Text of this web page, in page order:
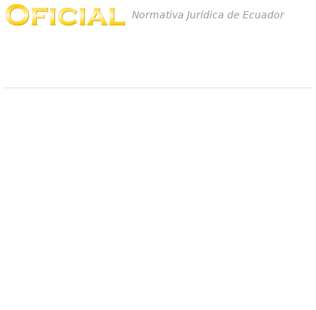
Normativa Jurídica de Ecuador